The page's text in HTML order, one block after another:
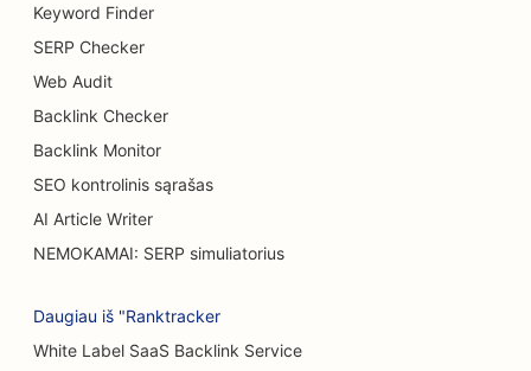
SEO švediško stalo restoranams
SEO mėsainių sunkvežimiams
SEO kavinėms
SEO tortų parduotuvėms
Keyword Finder
SERP Checker
Web Audit
Backlink Checker
Backlink Monitor
SEO kontrolinis sąrašas
AI Article Writer
NEMOKAMAI: SERP simuliatorius
Daugiau iš "Ranktracker
White Label SaaS Backlink Service